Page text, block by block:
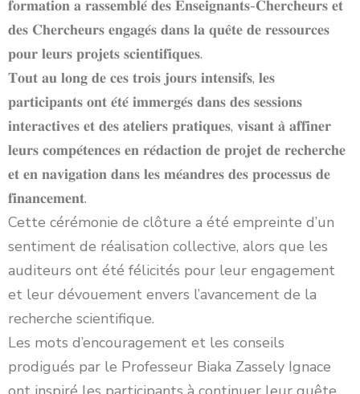
𝐟𝐨𝐫𝐦𝐚𝐭𝐢𝐨𝐧 𝐚 𝐫𝐚𝐬𝐬𝐞𝐦𝐛𝐥𝐞́ 𝐝𝐞𝐬 𝐄𝐧𝐬𝐞𝐢𝐠𝐧𝐚𝐧𝐭𝐬-𝐂𝐡𝐞𝐫𝐜𝐡𝐞𝐮𝐫𝐬 𝐞𝐭
𝐝𝐞𝐬 𝐂𝐡𝐞𝐫𝐜𝐡𝐞𝐮𝐫𝐬 𝐞𝐧𝐠𝐚𝐠𝐞́𝐬 𝐝𝐚𝐧𝐬 𝐥𝐚 𝐪𝐮𝐞̂𝐭𝐞 𝐝𝐞 𝐫𝐞𝐬𝐬𝐨𝐮𝐫𝐜𝐞𝐬
𝐩𝐨𝐮𝐫 𝐥𝐞𝐮𝐫𝐬 𝐩𝐫𝐨𝐣𝐞𝐭𝐬 𝐬𝐜𝐢𝐞𝐧𝐭𝐢𝐟𝐢𝐪𝐮𝐞𝐬.
𝐓𝐨𝐮𝐭 𝐚𝐮 𝐥𝐨𝐧𝐠 𝐝𝐞 𝐜𝐞𝐬 𝐭𝐫𝐨𝐢𝐬 𝐣𝐨𝐮𝐫𝐬 𝐢𝐧𝐭𝐞𝐧𝐬𝐢𝐟𝐬, 𝐥𝐞𝐬
𝐩𝐚𝐫𝐭𝐢𝐜𝐢𝐩𝐚𝐧𝐭𝐬 𝐨𝐧𝐭 𝐞́𝐭𝐞́ 𝐢𝐦𝐦𝐞𝐫𝐠𝐞́𝐬 𝐝𝐚𝐧𝐬 𝐝𝐞𝐬 𝐬𝐞𝐬𝐬𝐢𝐨𝐧𝐬
𝐢𝐧𝐭𝐞𝐫𝐚𝐜𝐭𝐢𝐯𝐞𝐬 𝐞𝐭 𝐝𝐞𝐬 𝐚𝐭𝐞𝐥𝐢𝐞𝐫𝐬 𝐩𝐫𝐚𝐭𝐢𝐪𝐮𝐞𝐬, 𝐯𝐢𝐬𝐚𝐧𝐭 𝐚̀ 𝐚𝐟𝐟𝐢𝐧𝐞𝐫
𝐥𝐞𝐮𝐫𝐬 𝐜𝐨𝐦𝐩𝐞́𝐭𝐞𝐧𝐜𝐞𝐬 𝐞𝐧 𝐫𝐞́𝐝𝐚𝐜𝐭𝐢𝐨𝐧 𝐝𝐞 𝐩𝐫𝐨𝐣𝐞𝐭 𝐝𝐞 𝐫𝐞𝐜𝐡𝐞𝐫𝐜𝐡𝐞
𝐞𝐭 𝐞𝐧 𝐧𝐚𝐯𝐢𝐠𝐚𝐭𝐢𝐨𝐧 𝐝𝐚𝐧𝐬 𝐥𝐞𝐬 𝐦𝐞́𝐚𝐧𝐝𝐫𝐞𝐬 𝐝𝐞𝐬 𝐩𝐫𝐨𝐜𝐞𝐬𝐬𝐮𝐬 𝐝𝐞
𝐟𝐢𝐧𝐚𝐧𝐜𝐞𝐦𝐞𝐧𝐭.
Cette cérémonie de clôture a été empreinte d’un
sentiment de réalisation collective, alors que les
auditeurs ont été félicités pour leur engagement
et leur dévouement envers l’avancement de la
recherche scientifique.
Les mots d’encouragement et les conseils
prodigués par le Professeur Biaka Zassely Ignace